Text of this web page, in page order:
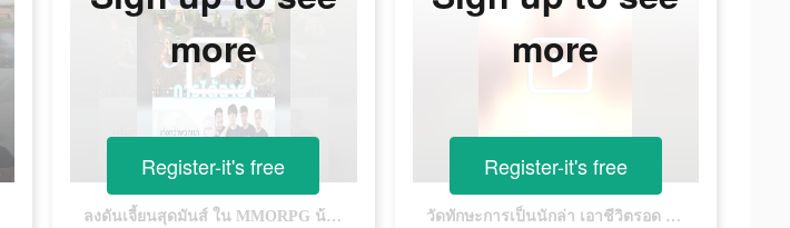
ลงดันเจี้ยนสุดมันส์ ใน MMORPG น้องใหม่ พร้อมให้เล่นแล้ว เข้าร่วมยุทธภพก่อนใคร เกมเปิด พร้อมให้ดาวน์โหลดแล้ววันนี้
more
Register-it's free
วัดทักษะการเป็นนักล่า เอาชีวิตรอด พร้อมขึ้นเป็นจ้าวแห่งยุทธภพ เข้าร่วมยุทธภพก่อนใคร เกมเปิด พร้อมให้ดาวน์โหลดแล้ววันนี้
more
Register-it's free